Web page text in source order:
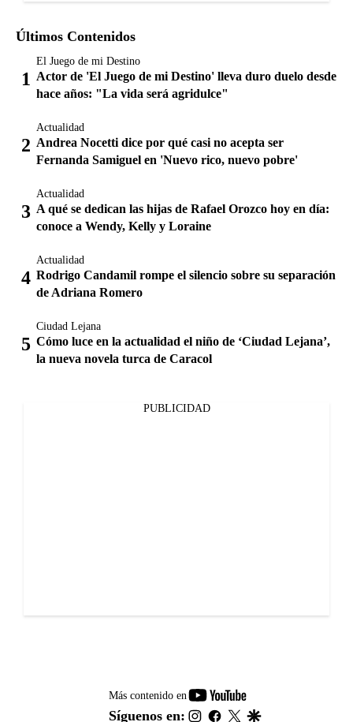
Últimos Contenidos
El Juego de mi Destino
Actor de 'El Juego de mi Destino' lleva duro duelo desde
hace años: "La vida será agridulce"
Actualidad
Andrea Nocetti dice por qué casi no acepta ser
Fernanda Samiguel en 'Nuevo rico, nuevo pobre'
Actualidad
A qué se dedican las hijas de Rafael Orozco hoy en día:
conoce a Wendy, Kelly y Loraine
Actualidad
Rodrigo Candamil rompe el silencio sobre su separación
de Adriana Romero
Ciudad Lejana
Cómo luce en la actualidad el niño de ‘Ciudad Lejana’,
la nueva novela turca de Caracol
PUBLICIDAD
Más contenido en
youtube-
footer
Síguenos en: instagram
facebook
twitter